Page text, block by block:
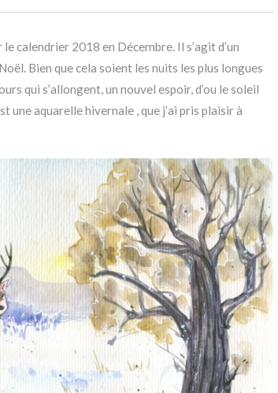
calendrier 2018 en Décembre. Il s’agit d’un
Bien que cela soient les nuits les plus longues
qui s’allongent, un nouvel espoir, d’ou le soleil
une aquarelle hivernale , que j’ai pris plaisir à